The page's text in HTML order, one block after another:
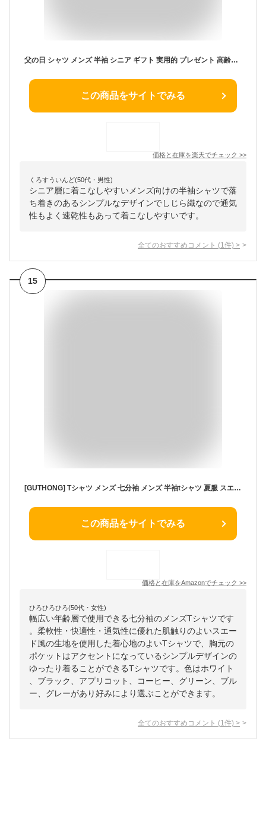
父の日 シャツ メンズ 半袖 シニア ギフト 実用的 プレゼント 高齢者 服 男性 紳士服 シニアファッション しじら トップス シアサッカー シジラ 速乾 夏服 夏 40代 50代 60代 70代 80代 父 誕生日 涼しいシャツ 浮雲 anp900
この商品をサイトでみる
価格と在庫を楽天でチェック >>
くろすういんど(50代・男性)
シニア層に着こなしやすいメンズ向けの半袖シャツで落
ち着きのあるシンプルなデザインでしじら織なので通気
性もよく速乾性もあって着こなしやすいです。
全てのおすすめコメント (1 件) >
15
[GUTHONG] Tシャツ メンズ 七分袖 メンズ 半袖tシャツ 夏服 スエード ポケット付き Tシャツ 大きいサイズ 無地 クルーネック かっこいい カジュアル シルエット おしゃれ 服 スウェード トップス メンズ coffee 2XL
この商品をサイトでみる
価格と在庫をAmazonでチェック >>
ひろひろひろ(50代・女性)
幅広い年齢層で使用できる七分袖のメンズTシャツです
。柔軟性・快適性・通気性に優れた肌触りのよいスエー
ド風の生地を使用した着心地のよいTシャツで、胸元の
ポケットはアクセントになっているシンプルデザインの
ゆったり着ることができるTシャツです。色はホワイト
、ブラック、アプリコット、コーヒー、グリーン、ブル
ー、グレーがあり好みにより選ぶことができます。
全てのおすすめコメント (1 件) >